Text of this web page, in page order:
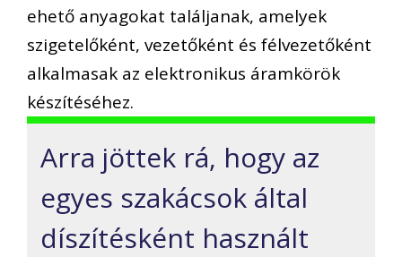
ehető anyagokat találjanak, amelyek
szigetelőként, vezetőként és félvezetőként
alkalmasak az elektronikus áramkörök
készítéséhez.
Arra jöttek rá, hogy az
egyes szakácsok által
díszítésként használt